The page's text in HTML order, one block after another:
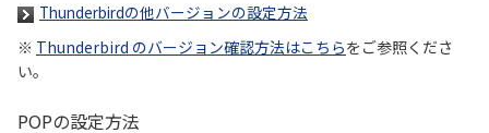
NTTドコモビジネスのお客さ
まはこちら
工事・故障情報通知
サービス
Thunderbirdの他バージョンの設定方法
※ Thunderbird のバージョン確認方法はこちらをご参照くださ
い。
POPの設定方法